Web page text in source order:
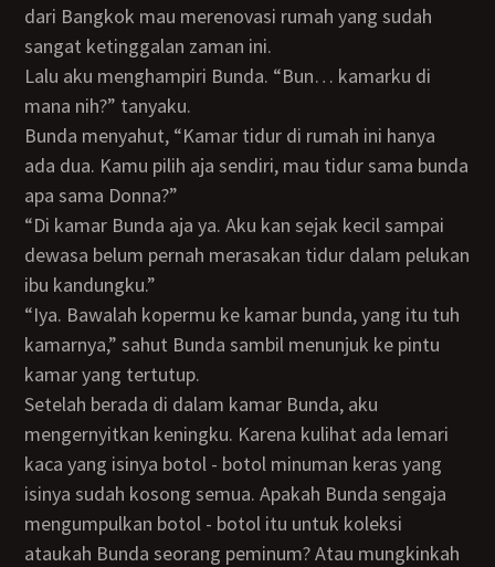
dari Bangkok mau merenovasi rumah yang sudah
sangat ketinggalan zaman ini.
Lalu aku menghampiri Bunda. “Bun… kamarku di
mana nih?” tanyaku.
Bunda menyahut, “Kamar tidur di rumah ini hanya
ada dua. Kamu pilih aja sendiri, mau tidur sama bunda
apa sama Donna?”
“Di kamar Bunda aja ya. Aku kan sejak kecil sampai
dewasa belum pernah merasakan tidur dalam pelukan
ibu kandungku.”
“Iya. Bawalah kopermu ke kamar bunda, yang itu tuh
kamarnya,” sahut Bunda sambil menunjuk ke pintu
kamar yang tertutup.
Setelah berada di dalam kamar Bunda, aku
mengernyitkan keningku. Karena kulihat ada lemari
kaca yang isinya botol - botol minuman keras yang
isinya sudah kosong semua. Apakah Bunda sengaja
mengumpulkan botol - botol itu untuk koleksi
ataukah Bunda seorang peminum? Atau mungkinkah